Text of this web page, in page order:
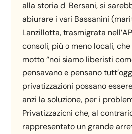
alla storia di Bersani, si
abiurare i vari Bassanini
Lanzillotta, trasmigrata
consoli, più o meno locali,
motto “noi siamo liberisti
pensavano e pensano
privatizzazioni possano
anzi la soluzione, per i
Privatizzazioni che, al
rappresentato un grande